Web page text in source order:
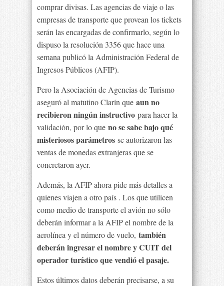
comprar divisas. Las agencias de viaje o las
empresas de transporte que provean los tickets
serán las encargadas de confirmarlo, según lo
dispuso la resolución 3356 que hace una
semana publicó la Administración Federal de
Ingresos Públicos (AFIP).
Pero la Asociación de Agencias de Turismo
aseguró al matutino Clarín que aun no
recibieron ningún instructivo para hacer la
validación, por lo que no se sabe bajo qué
misteriosos parámetros se autorizaron las
ventas de monedas extranjeras que se
concretaron ayer.
Además, la AFIP ahora pide más detalles a
quienes viajen a otro país . Los que utilicen
como medio de transporte el avión no sólo
deberán informar a la AFIP el nombre de la
aerolínea y el número de vuelo, también
deberán ingresar el nombre y CUIT del
operador turístico que vendió el pasaje.
Estos últimos datos deberán precisarse, a su